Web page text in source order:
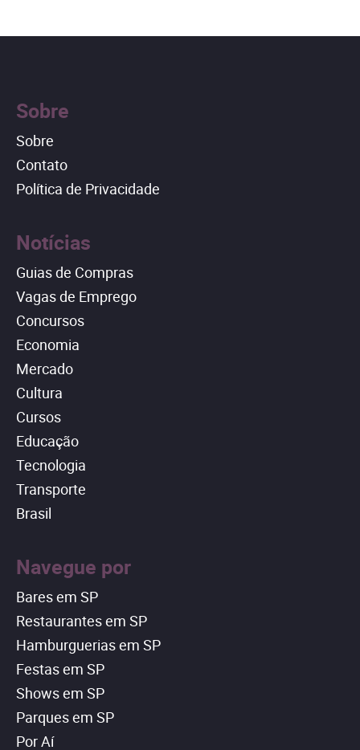
Sobre
Sobre
Contato
Política de Privacidade
Notícias
Guias de Compras
Vagas de Emprego
Concursos
Economia
Mercado
Cultura
Cursos
Educação
Tecnologia
Transporte
Brasil
Navegue por
Bares em SP
Restaurantes em SP
Hamburguerias em SP
Festas em SP
Shows em SP
Parques em SP
Por Aí